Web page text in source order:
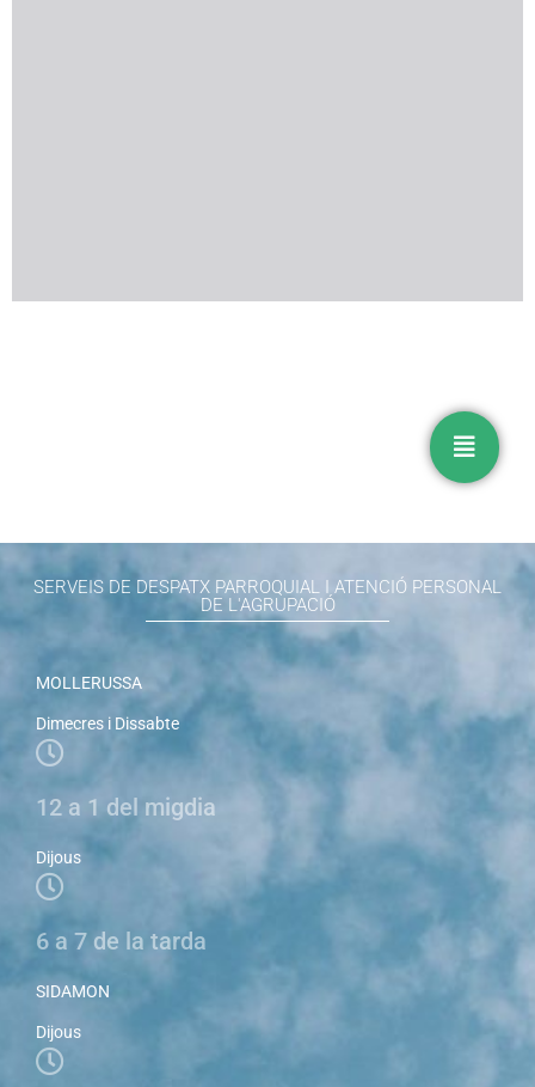
SERVEIS DE DESPATX PARROQUIAL I ATENCIÓ PERSONAL
DE L'AGRUPACIÓ
MOLLERUSSA
Dimecres i Dissabte
12 a 1 del migdia
Dijous
6 a 7 de la tarda
SIDAMON
Dijous